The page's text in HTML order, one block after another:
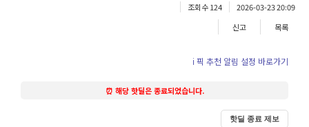
조회수 124
2026-03-23 20:09
신고
목록
ℹ️ 픽 추천 알림 설정 바로가기
⏰ 해당 핫딜은 종료되었습니다.
핫딜 종료 제보